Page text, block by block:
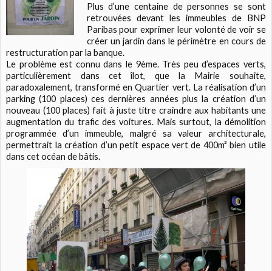
Plus d’une centaine de personnes se sont
retrouvées devant les immeubles de BNP
Paribas pour exprimer leur volonté de voir se
créer un jardin dans le périmètre en cours de
restructuration par la banque.
Le problème est connu dans le 9ème. Très peu d’espaces verts,
particulièrement dans cet îlot, que la Mairie souhaite,
paradoxalement, transformé en Quartier vert. La réalisation d’un
parking (100 places) ces dernières années plus la création d’un
nouveau (100 places) fait à juste titre craindre aux habitants une
augmentation du trafic des voitures. Mais surtout, la démolition
programmée d’un immeuble, malgré sa valeur architecturale,
permettrait la création d’un petit espace vert de 400m² bien utile
dans cet océan de bâtis.